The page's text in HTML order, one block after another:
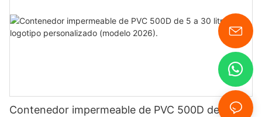
Contenedor impermeable de PVC 500D de 5 a